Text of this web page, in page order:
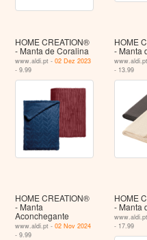
HOME CREATION®
- Manta de Coralina
www.aldi.pt -02 Dez 2023
- 9.99
HOME
- Manta
- 13.99
HOME CREATION®
- Manta
Aconchegante
www.aldi.pt -02 Nov 2024
- 9.99
HOME
- Manta
- 17.99